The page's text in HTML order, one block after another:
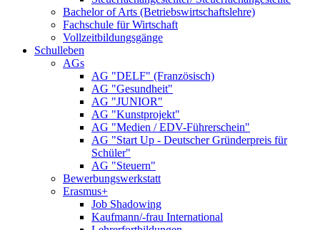
Bachelor of Arts (Betriebswirtschaftslehre)
Fachschule für Wirtschaft
Vollzeitbildungsgänge
Schulleben
AGs
AG "DELF" (Französisch)
AG "Gesundheit"
AG "JUNIOR"
AG "Kunstprojekt"
AG "Medien / EDV-Führerschein"
AG "Start Up - Deutscher Gründerpreis für
Schüler"
AG "Steuern"
Bewerbungswerkstatt
Erasmus+
Job Shadowing
Kaufmann/-frau International